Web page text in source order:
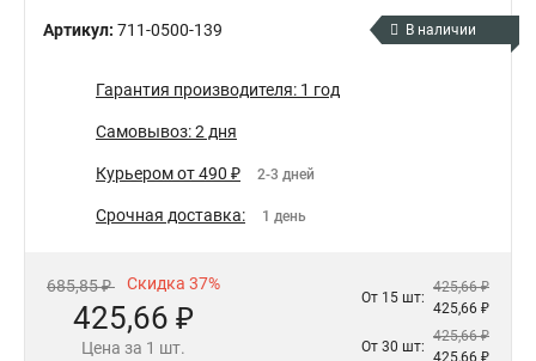
Артикул: 711-0500-139 В наличии
Гарантия производителя: 1 год
Самовывоз: 2 дня
Курьером от 490 ₽ 2-3 дней
Срочная доставка: 1 день
685,85 ₽ Скидка 37%
425,66 ₽
Цена за 1 шт.
От 15 шт:
425,66 ₽
425,66 ₽
От 30 шт:
425,66 ₽
425,66 ₽